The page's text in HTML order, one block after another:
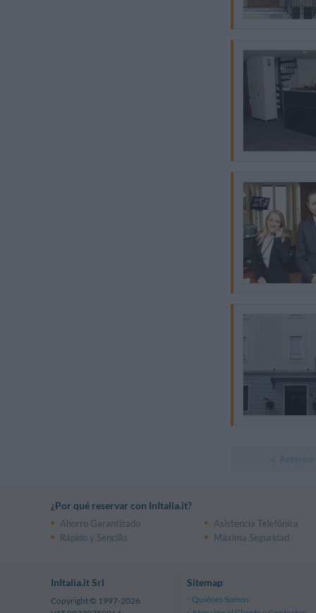
¿Por qué reservar con InItalia.it?
Ahorro Garantizado Asistencia Telefónica
Rápido y Sencillo
Máxima Seguridad
InItalia.it Srl
Copyright © 1997-2026
Sitemap
Quiénes Somos